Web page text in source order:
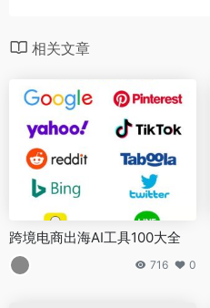
相关文章
跨境电商出海AI工具100大全
716 0